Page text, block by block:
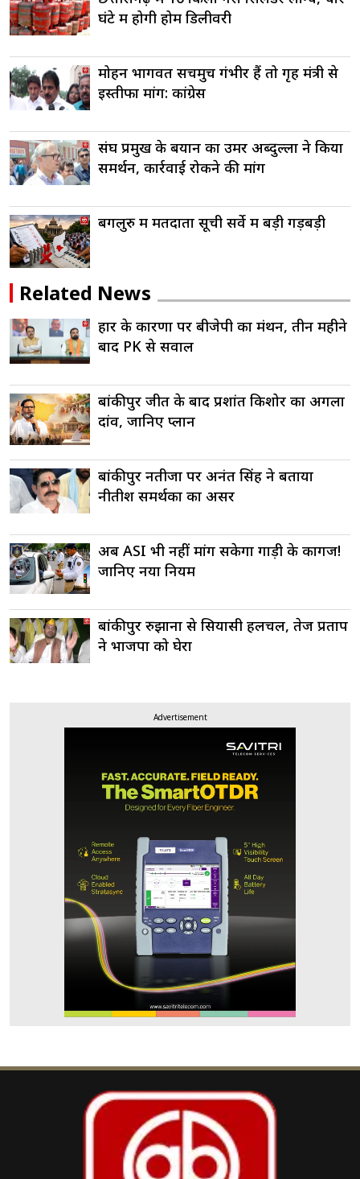
घंटे में होगी होम डिलीवरी
मोहन भागवत सचमुच गंभीर हैं तो गृह मंत्री से
इस्तीफा मांगें: कांग्रेस
संघ प्रमुख के बयान का उमर अब्दुल्ला ने किया
समर्थन, कार्रवाई रोकने की मांग
बेंगलुरु में मतदाता सूची सर्वे में बड़ी गड़बड़ी
Related News
हार के कारणों पर बीजेपी का मंथन, तीन महीने
बाद PK से सवाल
बांकीपुर जीत के बाद प्रशांत किशोर का अगला
दांव, जानिए प्लान
बांकीपुर नतीजों पर अनंत सिंह ने बताया
नीतीश समर्थकों का असर
अब ASI भी नहीं मांग सकेगा गाड़ी के कागज!
जानिए नया नियम
बांकीपुर रुझानों से सियासी हलचल, तेज प्रताप
ने भाजपा को घेरा
Advertisement